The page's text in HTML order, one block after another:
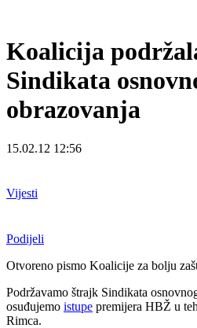
Koalicija
Sindikata
obrazovanja
15.02.12 12:56
Vijesti
Podijeli
Otvoreno pismo Koalicije za bolju
Podržavamo štrajk Sindikata
osuđujemo istupe premijera HBŽ u
Rimca.